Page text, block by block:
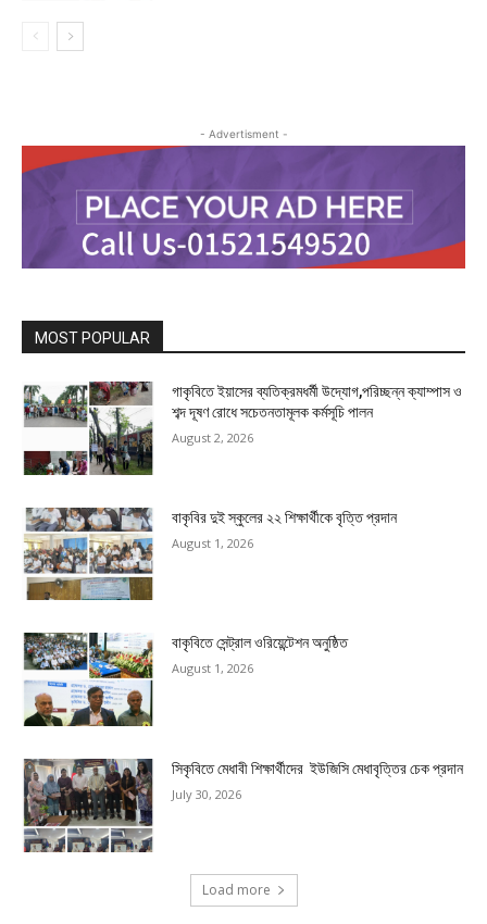
- Advertisment -
MOST POPULAR
গাকৃবিতে ইয়াসের ব্যতিক্রমধর্মী উদ্যোগ,পরিচ্ছন্ন ক্যাম্পাস ও
শব্দ দূষণ রোধে সচেতনতামূলক কর্মসূচি পালন
August 2, 2026
বাকৃবির দুই স্কুলের ২২ শিক্ষার্থীকে বৃত্তি প্রদান
August 1, 2026
বাকৃবিতে সেন্ট্রাল ওরিয়েন্টেশন অনুষ্ঠিত
August 1, 2026
সিকৃবিতে মেধাবী শিক্ষার্থীদের ইউজিসি মেধাবৃত্তির চেক প্রদান
July 30, 2026
Load more